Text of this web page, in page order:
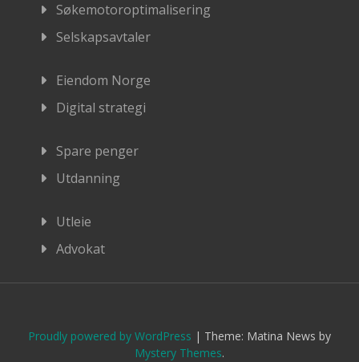
Søkemotoroptimalisering
Selskapsavtaler
Eiendom Norge
Digital strategi
Spare penger
Utdanning
Utleie
Advokat
Proudly powered by WordPress | Theme: Matina News by
Mystery Themes.